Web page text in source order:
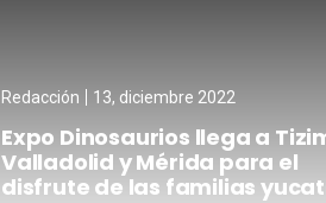
Redacción 13, diciembre 2022
Expo Dinosaurios llega a
Valladolid y Mérida para el
disfrute de las familias